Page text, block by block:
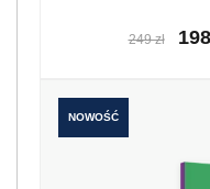
249 zł
NOWOŚĆ